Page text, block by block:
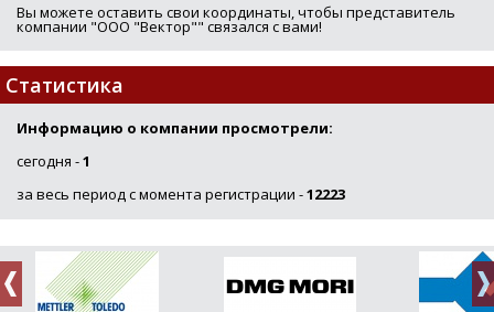
Вы можете оставить свои координаты, чтобы представитель
компании "ООО "Вектор"" связался с вами!
Статистика
Информацию о компании просмотрели:
сегодня -1
за весь период с момента регистрации -12223